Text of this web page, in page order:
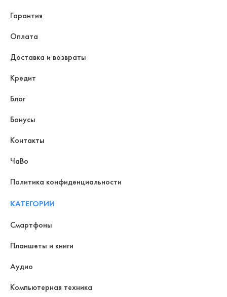
Гарантия
Оплата
Доставка и возвраты
Кредит
Блог
Бонусы
Контакты
ЧаВо
Политика конфиденциальности
КАТЕГОРИИ
Смартфоны
Планшеты и книги
Аудио
Компьютерная техника